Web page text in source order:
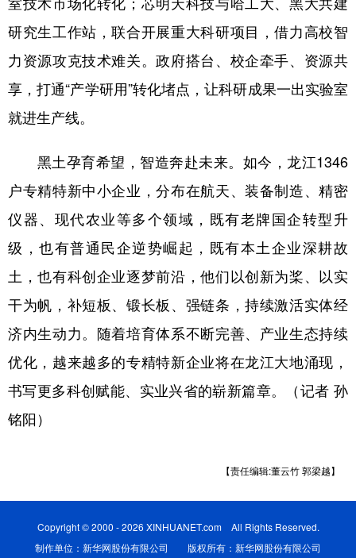
研究生工作站，联合开展重大科研项目，借力高校智
力资源攻克技术难关。政府搭台、校企牵手、资源共
享，打通“产学研用”转化堵点，让科研成果一出实验室
就进生产线。
黑土孕育希望，智造奔赴未来。如今，龙江1346
户专精特新中小企业，分布在航天、装备制造、精密
仪器、现代农业等多个领域，既有老牌国企转型升
级，也有普通民企逆势崛起，既有本土企业深耕故
土，也有科创企业逐梦前沿，他们以创新为桨、以实
干为帆，补短板、锻长板、强链条，持续激活实体经
济内生动力。随着培育体系不断完善、产业生态持续
优化，越来越多的专精特新企业将在龙江大地涌现，
书写更多科创赋能、实业兴省的崭新篇章。（记者 孙
铭阳）
【责任编辑:董云竹 郭梁越】
Copyright © 2000 - 2026 XINHUANET.com All Rights Reserved.
制作单位：新华网股份有限公司 版权所有：新华网股份有限公司